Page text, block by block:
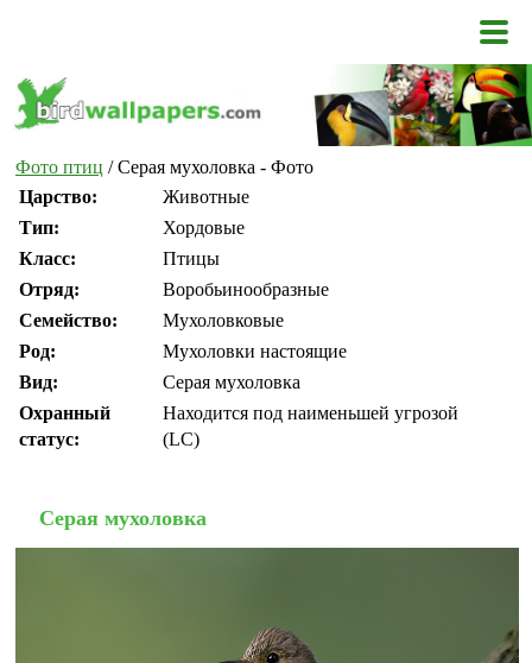
Фото птиц / Серая мухоловка - Фото
Царство:
Животные
Тип:
Хордовые
Класс:
Птицы
Отряд:
Воробьинообразные
Семейство:
Мухоловковые
Род:
Мухоловки настоящие
Вид:
Серая мухоловка
Охранный
статус:
Находится под наименьшей угрозой
(LC)
Серая мухоловка